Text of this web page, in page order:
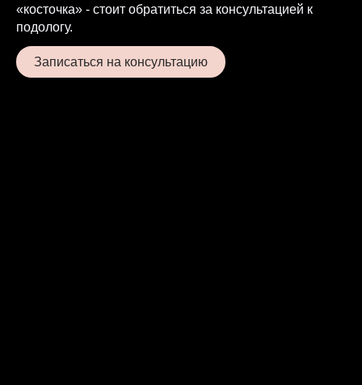
«косточка» - стоит обратиться за консультацией к
подологу.
Записаться на консультацию